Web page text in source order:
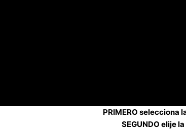
PRIMERO selecciona
SEGUNDO elije